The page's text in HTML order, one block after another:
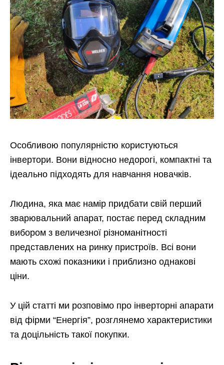
Особливою популярністю користуються
інвертори. Вони відносно недорогі, компактні та
ідеально підходять для навчання новачків.
Людина, яка має намір придбати свій перший
зварювальний апарат, постає перед складним
вибором з величезної різноманітності
представлених на ринку пристроїв. Всі вони
мають схожі показники і приблизно однакові
ціни.
У цій статті ми розповімо про інверторні апарати
від фірми “Енергія”, розглянемо характеристики
та доцільність такої покупки.